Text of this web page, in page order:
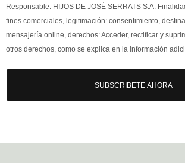
Responsable: HIJOS DE JOSÉ SERRATS S.A.
fines comerciales, legitimación: consentimiento,
mensajería online, derechos: Acceder, rectificar y
otros derechos, como se explica en la información
SUBSCRIBETE AHORA